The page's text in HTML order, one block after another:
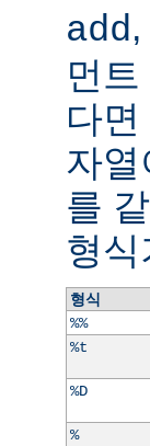
add,
먼트
다
자열
를
형
형식
%%
%t
%D
%